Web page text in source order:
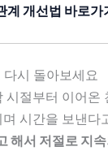
계 개선법 바로가
시 돌아보세요
시절부터 이어온
시간을 보낸다
해서 저절로 지